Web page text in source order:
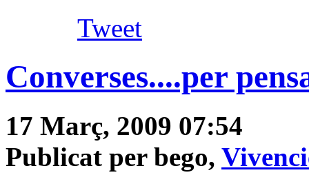
Tweet
Converses....per
17 Març, 2009 07:54
Publicat per bego,